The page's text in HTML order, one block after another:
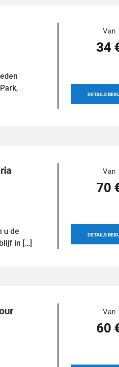
Van
34
DETAILS
u de
in […]
Van
70
DETAILS
Van
60